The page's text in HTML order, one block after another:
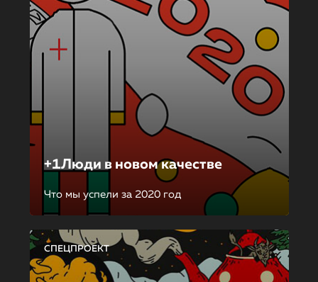
+1Люди в новом качестве
Что мы успели за 2020 год
СПЕЦПРОЕКТ